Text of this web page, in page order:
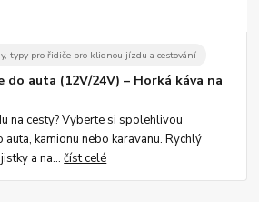
typy pro řidiče pro klidnou jízdu a cestování
do auta (12V/24V) – Horká káva na
na cesty? Vyberte si spolehlivou
kamionu nebo karavanu. Rychlý
a na...číst celé